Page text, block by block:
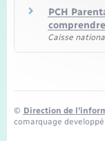
PCH
Caisse
© Direction de
comarquage